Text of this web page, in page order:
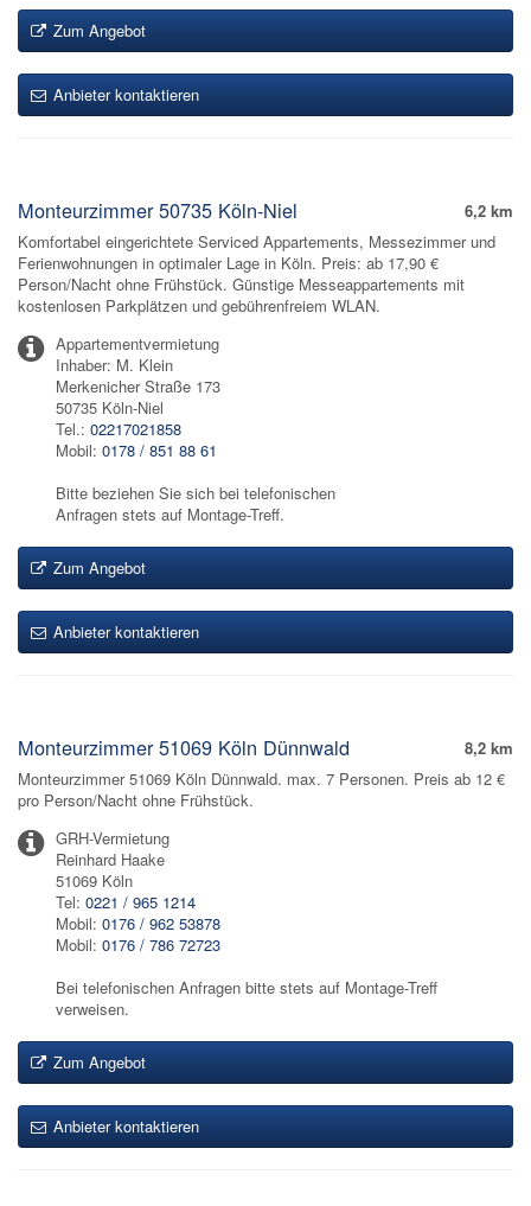
Zum Angebot
Anbieter kontaktieren
6,2 km
Monteurzimmer 50735 Köln-Niel
Komfortabel eingerichtete Serviced Appartements, Messezimmer und
Ferienwohnungen in optimaler Lage in Köln. Preis: ab 17,90 €
Person/Nacht ohne Frühstück. Günstige Messeappartements mit
kostenlosen Parkplätzen und gebührenfreiem WLAN.
Appartementvermietung
Inhaber: M. Klein
Merkenicher Straße 173
50735 Köln-Niel
Tel.: 02217021858
Mobil: 0178 / 851 88 61
Bitte beziehen Sie sich bei telefonischen
Anfragen stets auf Montage-Treff.
Zum Angebot
Anbieter kontaktieren
8,2 km
Monteurzimmer 51069 Köln Dünnwald
Monteurzimmer 51069 Köln Dünnwald. max. 7 Personen. Preis ab 12 €
pro Person/Nacht ohne Frühstück.
GRH-Vermietung
Reinhard Haake
51069 Köln
Tel: 0221 / 965 1214
Mobil: 0176 / 962 53878
Mobil: 0176 / 786 72723
Bei telefonischen Anfragen bitte stets auf Montage-Treff
verweisen.
Zum Angebot
Anbieter kontaktieren